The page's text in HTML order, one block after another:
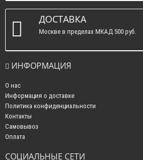
ДОСТАВКА
Москве в пределах МКАД 500 руб.
ИНФОРМАЦИЯ
О нас
Информация о доставке
Политика конфиденциальности
Контакты
Самовывоз
Оплата
СОЦИАЛЬНЫЕ СЕТИ